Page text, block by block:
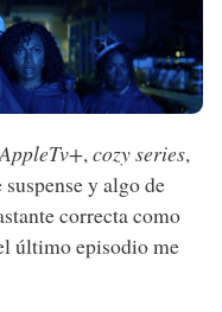
AppleTv+,cozy series,
y algo de
correcta como
último episodio me